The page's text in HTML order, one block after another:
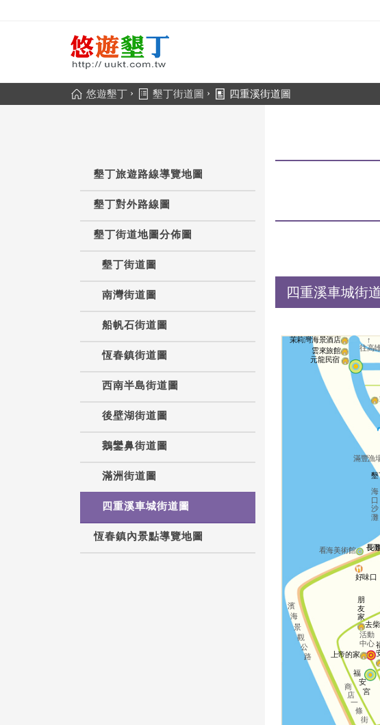
悠遊墾丁 › 墾丁街道圖 › 四重溪街道圖
墾丁旅遊路線導覽地圖
墾丁對外路線圖
墾丁街道地圖分佈圖
墾丁街道圖
南灣街道圖
船帆石街道圖
恆春鎮街道圖
西南半島街道圖
後壁湖街道圖
鵝鑾鼻街道圖
滿洲街道圖
四重溪車城街道圖
恆春鎮內景點導覽地圖
四重溪車城街
雲來旅館
元龍民宿
好味口
活動
中心
上帝的家
墾
滿豐漁
茉莉灣海景酒店
↑
往高
長
長
看海美術館
朋
友
家
海
口
沙
灘
去
濱
景
觀
公
路
海
商
店
條
街
一
福
安
宮